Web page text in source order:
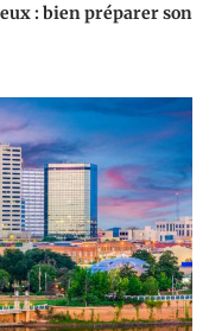
: bien préparer son